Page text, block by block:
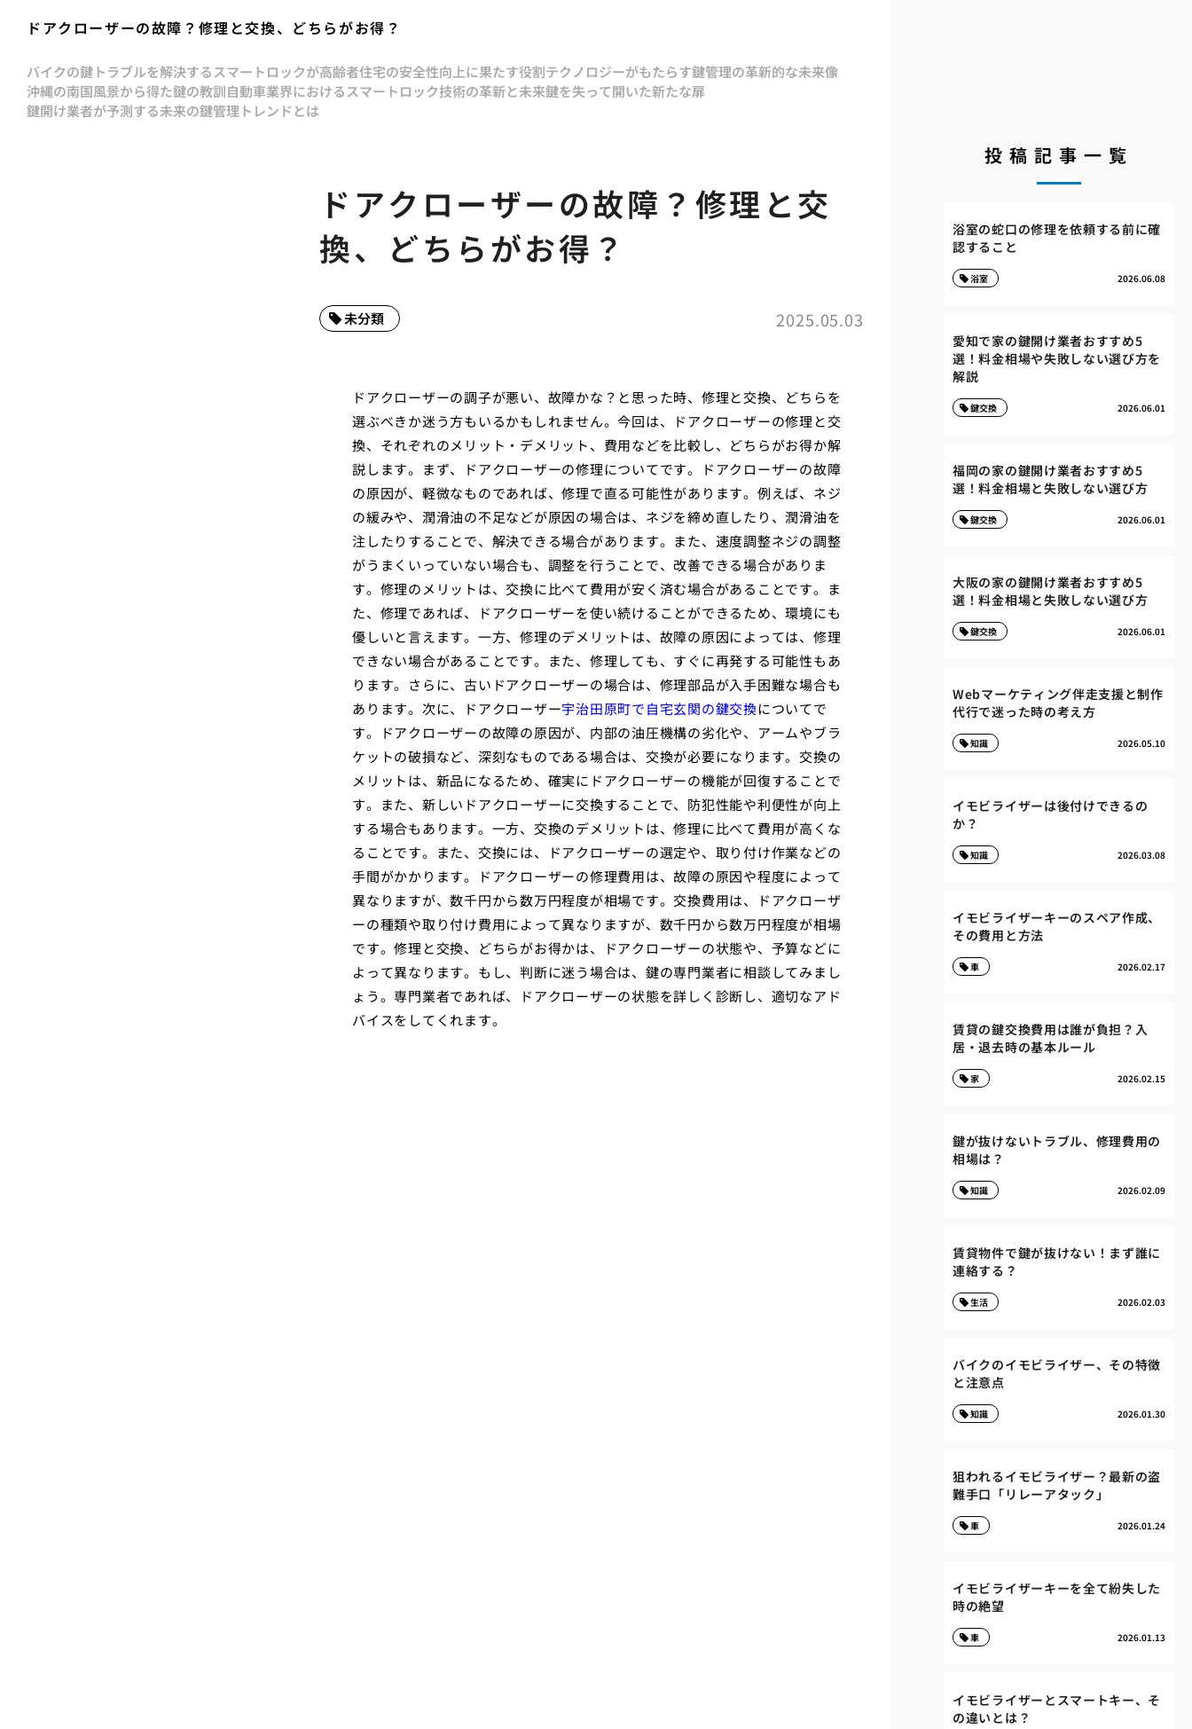
ドアクローザーの故障？修理と交換、どちらがお得？
バイクの鍵トラブルを解決するスマートロックが高齢者住宅の安全性向上に果たす役割テクノロジーがもたらす鍵管理の革新的な未来像
沖縄の南国風景から得た鍵の教訓自動車業界におけるスマートロック技術の革新と未来鍵を失って開いた新たな扉
鍵開け業者が予測する未来の鍵管理トレンドとは
ドアクローザーの故障？修理と交
換、どちらがお得？
2025.05.03
未分類
ドアクローザーの調子が悪い、故障かな？と思った時、修理と交換、どちらを
選ぶべきか迷う方もいるかもしれません。今回は、ドアクローザーの修理と交
換、それぞれのメリット・デメリット、費用などを比較し、どちらがお得か解
説します。まず、ドアクローザーの修理についてです。ドアクローザーの故障
の原因が、軽微なものであれば、修理で直る可能性があります。例えば、ネジ
の緩みや、潤滑油の不足などが原因の場合は、ネジを締め直したり、潤滑油を
注したりすることで、解決できる場合があります。また、速度調整ネジの調整
がうまくいっていない場合も、調整を行うことで、改善できる場合がありま
す。修理のメリットは、交換に比べて費用が安く済む場合があることです。ま
た、修理であれば、ドアクローザーを使い続けることができるため、環境にも
優しいと言えます。一方、修理のデメリットは、故障の原因によっては、修理
できない場合があることです。また、修理しても、すぐに再発する可能性もあ
ります。さらに、古いドアクローザーの場合は、修理部品が入手困難な場合も
あります。次に、ドアクローザー宇治田原町で自宅玄関の鍵交換についてで
す。ドアクローザーの故障の原因が、内部の油圧機構の劣化や、アームやブラ
ケットの破損など、深刻なものである場合は、交換が必要になります。交換の
メリットは、新品になるため、確実にドアクローザーの機能が回復することで
す。また、新しいドアクローザーに交換することで、防犯性能や利便性が向上
する場合もあります。一方、交換のデメリットは、修理に比べて費用が高くな
ることです。また、交換には、ドアクローザーの選定や、取り付け作業などの
手間がかかります。ドアクローザーの修理費用は、故障の原因や程度によって
異なりますが、数千円から数万円程度が相場です。交換費用は、ドアクローザ
ーの種類や取り付け費用によって異なりますが、数千円から数万円程度が相場
です。修理と交換、どちらがお得かは、ドアクローザーの状態や、予算などに
よって異なります。もし、判断に迷う場合は、鍵の専門業者に相談してみまし
ょう。専門業者であれば、ドアクローザーの状態を詳しく診断し、適切なアド
バイスをしてくれます。
投稿記事一覧
浴室の蛇口の修理を依頼する前に確
認すること
2026.06.08
浴室
愛知で家の鍵開け業者おすすめ5
選！料金相場や失敗しない選び方を
解説
2026.06.01
鍵交換
福岡の家の鍵開け業者おすすめ5
選！料金相場と失敗しない選び方
2026.06.01
鍵交換
大阪の家の鍵開け業者おすすめ5
選！料金相場と失敗しない選び方
2026.06.01
鍵交換
Webマーケティング伴走支援と制作
代行で迷った時の考え方
2026.05.10
知識
イモビライザーは後付けできるの
か？
2026.03.08
知識
イモビライザーキーのスペア作成、
その費用と方法
2026.02.17
車
賃貸の鍵交換費用は誰が負担？入
居・退去時の基本ルール
2026.02.15
家
鍵が抜けないトラブル、修理費用の
相場は？
2026.02.09
知識
賃貸物件で鍵が抜けない！まず誰に
連絡する？
2026.02.03
生活
バイクのイモビライザー、その特徴
と注意点
2026.01.30
知識
狙われるイモビライザー？最新の盗
難手口「リレーアタック」
2026.01.24
車
イモビライザーキーを全て紛失した
時の絶望
2026.01.13
車
イモビライザーとスマートキー、そ
の違いとは？